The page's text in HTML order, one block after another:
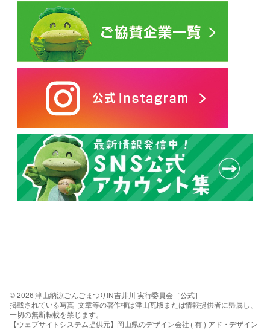
© 2026 津山納涼ごんごまつりIN吉井川 実行委員会［公式］
掲載されている写真･文章等の著作権は津山瓦版または情報提供者に帰属し、
一切の無断転載を禁じます。
【ウェブサイトシステム提供元】岡山県のデザイン会社 ( 有 ) アド・デザイン